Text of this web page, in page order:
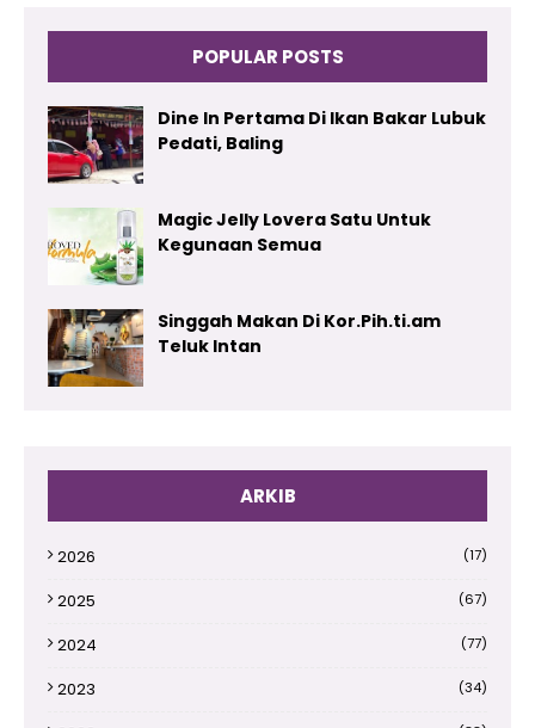
POPULAR POSTS
Dine In Pertama Di Ikan Bakar Lubuk
Pedati, Baling
Magic Jelly Lovera Satu Untuk
Kegunaan Semua
Singgah Makan Di Kor.Pih.ti.am
Teluk Intan
ARKIB
2026 (17)
2025 (67)
2024 (77)
2023 (34)